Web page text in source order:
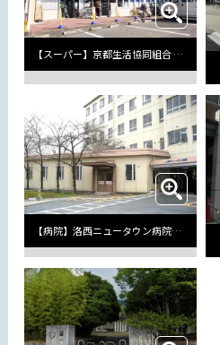
【スーパー】京都生活協同組合 コープらくさいまで611m
【病院】洛西ニュータウン病院まで672m